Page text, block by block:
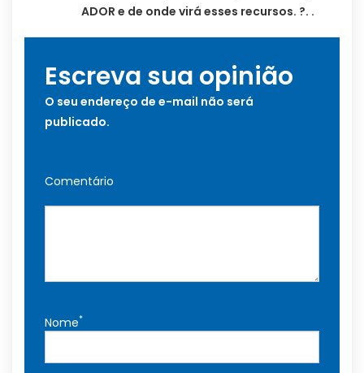
ADOR e de onde virá esses recursos. ?. .
Escreva sua opinião
O seu endereço de e-mail não será
publicado.
Comentário
Nome*